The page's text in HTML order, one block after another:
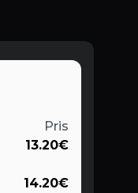
Pris
13.20€
14.20€